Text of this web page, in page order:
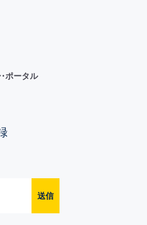
ポータル
送信